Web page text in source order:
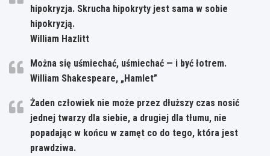
hipokryzja. Skrucha hipokryty jest sama w sobie
hipokryzją.
William Hazlitt
Można się uśmiechać, uśmiechać — i być łotrem.
William Shakespeare, „Hamlet”
Żaden człowiek nie może przez dłuższy czas nosić
jednej twarzy dla siebie, a drugiej dla tłumu, nie
popadając w końcu w zamęt co do tego, która jest
prawdziwa.